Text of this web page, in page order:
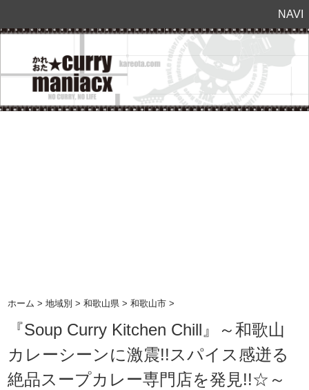
NAVI
ホーム >地域別 >和歌山県 >和歌山市 >
『Soup Curry Kitchen Chill』～和歌山
カレーシーンに激震!!スパイス感迸る
絶品スープカレー専門店を発見!!☆～